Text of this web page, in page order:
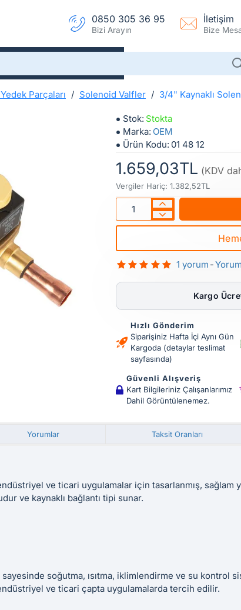
0850 305 36 95
Bizi Arayın
İletişim
Bize
Parçaları Solenoid Valfler
3/4" Kaynaklı
Stok: Stokta
Marka: OEM
Ürün Kodu: 01 48 12
1 yorum -
1.659,03TL (KDV
Vergiler Hariç: 1.382,52TL
Kargo
Hızlı Gönderim
Siparişiniz Hafta İçi Aynı Gün
Kargoda (detaylar teslimat
sayfasında)
Güvenli Alışveriş
Kart Bilgileriniz Çalışanlarımız
Dahil Görüntülenemez.
Yorumlar Taksit Oranları
ve ticari uygulamalar için tasarlanmış, sağlam
ve kaynaklı bağlantı tipi sunar.
sayesinde soğutma, ısıtma, iklimlendirme ve su kontrol
ve ticari çapta uygulamalarda tercih edilir.